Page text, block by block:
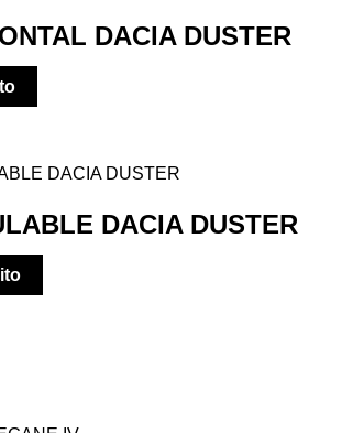
DACIA DUSTER
DACIA DUSTER